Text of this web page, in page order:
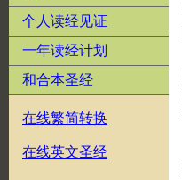
个人读经见证
一年读经计划
和合本圣经
在线繁简转换
在线英文圣经